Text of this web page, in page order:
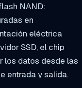
NAND:
en
eléctrica
SSD, el chip
los datos desde las
entrada y salida.